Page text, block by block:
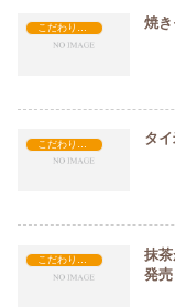
焼
タ
こだわり原材料
抹
発売